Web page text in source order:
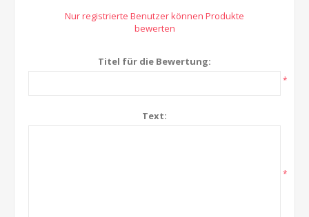
Nur registrierte Benutzer können Produkte
bewerten
Titel für die Bewertung:
*
Text:
*